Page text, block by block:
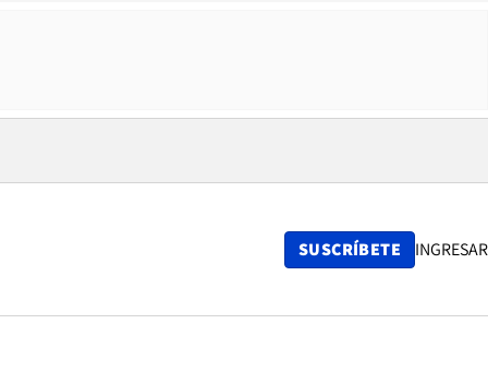
SUSCRÍBETE INGRESAR